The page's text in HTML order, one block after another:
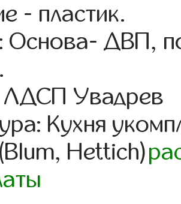
- пластик.
Основа- ДВП,
ЛДСП Увадрев
Кухня
Hettich)